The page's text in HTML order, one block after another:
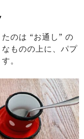
のは “お通し” の
ものの上に、パプ
。